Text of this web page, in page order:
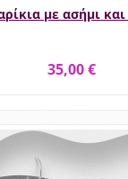
με ασήμι
35,00 €